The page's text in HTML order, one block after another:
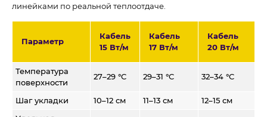
линейками по реальной теплоотдаче.
Параметр
Кабель
15 Вт/м
Кабель
17 Вт/м
Кабель
20 Вт/м
Температура
поверхности
27–29 °C 29–31 °C 32–34 °C
Шаг укладки 10–12 см 11–13 см
12–15 см